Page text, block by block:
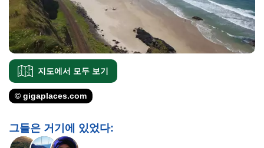
지도에서 모두 보기
© gigaplaces.com
그들은 거기에 있었다: